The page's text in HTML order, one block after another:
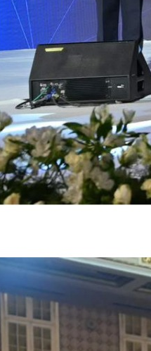
شروط
متطلبات
إيداع
نماذج
قواعد
محطة
تقرير قطاع شئون
عن قطاع خدمة
الخدمات
كيفية مشاركة